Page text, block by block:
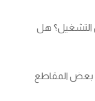
التشغيل؟ هل
بعض المقاطع